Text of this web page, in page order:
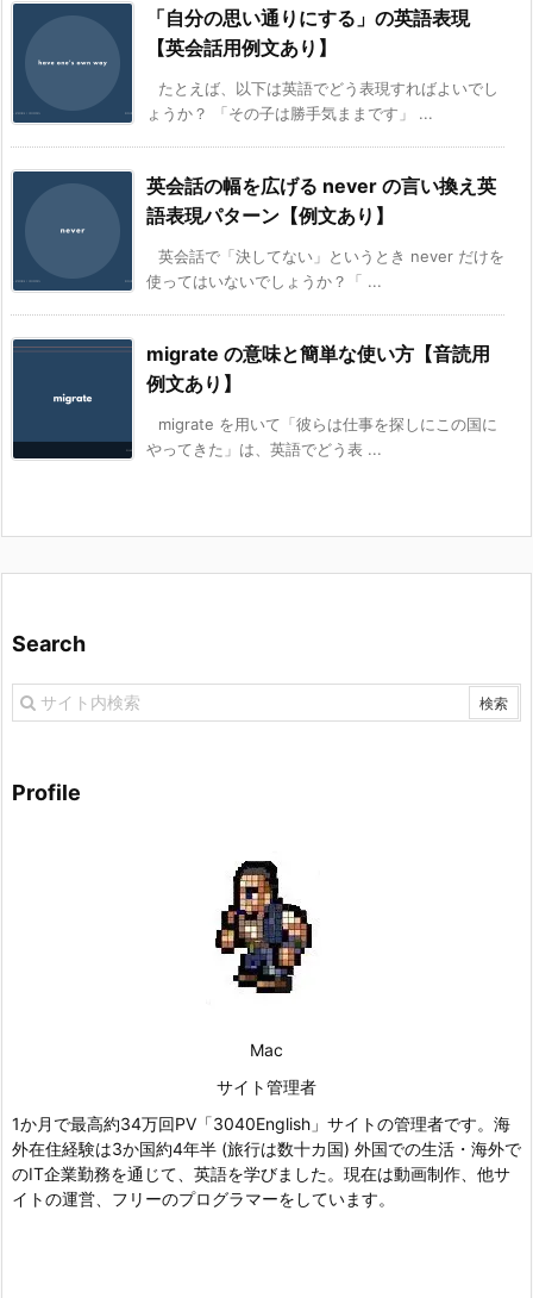
「自分の思い通りにする」の英語表現
【英会話用例文あり】
たとえば、以下は英語でどう表現すればよいでし
ょうか？ 「その子は勝手気ままです」 ...
英会話の幅を広げる never の言い換え英
語表現パターン【例文あり】
英会話で「決してない」というとき never だけを
使ってはいないでしょうか？「 ...
migrate の意味と簡単な使い方【音読用
例文あり】
migrate を用いて「彼らは仕事を探しにこの国に
やってきた」は、英語でどう表 ...
Search
Profile
Mac
サイト管理者
1か月で最高約34万回PV「3040English」サイトの管理者です。海
外在住経験は3か国約4年半 (旅行は数十カ国) 外国での生活・海外で
のIT企業勤務を通じて、英語を学びました。現在は動画制作、他サ
イトの運営、フリーのプログラマーをしています。